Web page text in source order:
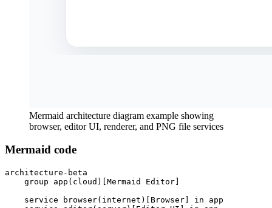
Mermaid architecture diagram example showing
browser, editor UI, renderer, and PNG file services
Mermaid code
architecture-beta
    group app(cloud)[Mermaid Editor]
    service browser(internet)[Browser] in app